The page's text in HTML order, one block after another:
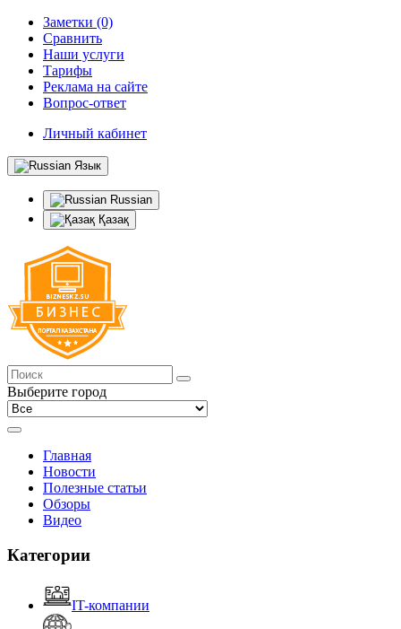
Заметки (0)
Сравнить
Наши услуги
Тарифы
Реклама на сайте
Вопрос-ответ
Личный кабинет
Язык
Russian
Қазақ
Выберите город
Главная
Новости
Полезные статьи
Обзоры
Видео
Категории
IT-компании